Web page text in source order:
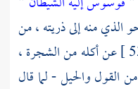
الذي منه إلى ذريته ، من
عن أكله من الشجرة ،
من القول والحيل - لما قال